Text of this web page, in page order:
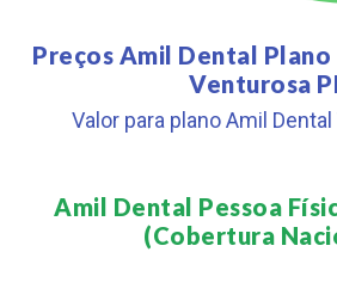
Preços Amil Dental
Venturosa
Valor para plano Amil
Amil Dental Pessoa
(Cobertura